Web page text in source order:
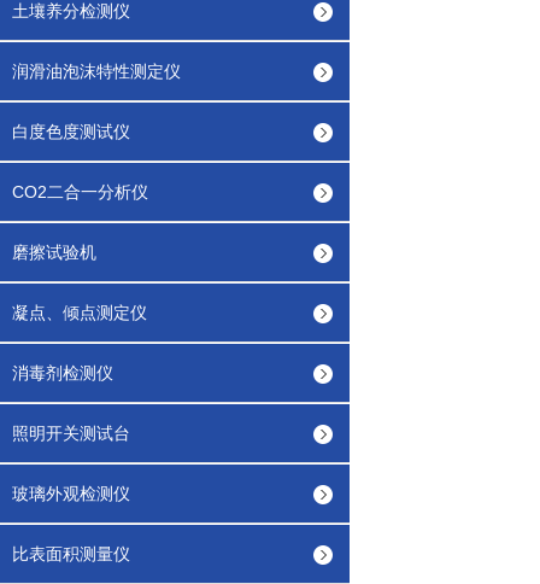
土壤养分检测仪
润滑油泡沫特性测定仪
白度色度测试仪
CO2二合一分析仪
磨擦试验机
凝点、倾点测定仪
消毒剂检测仪
照明开关测试台
玻璃外观检测仪
比表面积测量仪